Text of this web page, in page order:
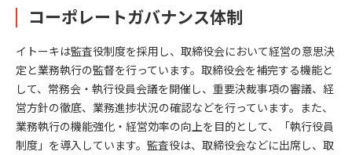
コーポレートガバナンス体制
イトーキは監査役制度を採用し、取締役会において経営の意思決
定と業務執行の監督を行っています。取締役会を補完する機能と
して、常務会・執行役員会議を開催し、重要決裁事項の審議、経
営方針の徹底、業務進捗状況の確認などを行っています。また、
業務執行の機能強化・経営効率の向上を目的として、「執行役員
制度」を導入しています。監査役は、取締役会などに出席し、取